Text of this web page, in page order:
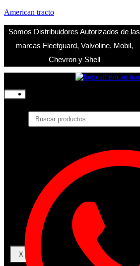
American tracto
Somos Distribuidores Autorizados de las
marcas Fleetguard, Valvoline, Mobil,
Chevron y Shell
Productos
Filtros
Contacto
Acceder
Iniciar Sesion
Registro
Restablecer la contraseña
X